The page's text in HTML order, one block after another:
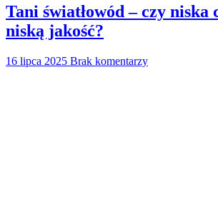
Tani światłowód – czy niska
niską jakość?
16 lipca 2025 Brak komentarzy